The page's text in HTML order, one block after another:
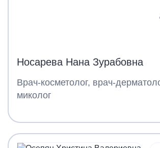
Носарева Нана Зурабовна
Врач-косметолог, врач-
миколог